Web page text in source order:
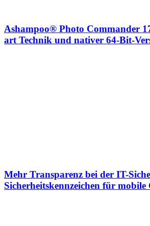
Ashampoo® Photo Commander
art Technik und nativer 64-Bit-
Mehr Transparenz bei der IT-
Sicherheitskennzeichen für mobile